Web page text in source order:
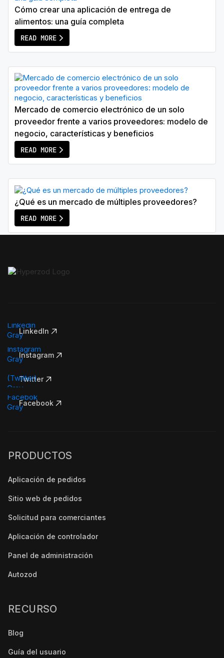
Cómo crear una aplicación de entrega de
alimentos: una guía completa
READ MORE
Mercado de comercio electrónico de un solo
proveedor frente a varios proveedores: modelo de
negocio, características y beneficios
READ MORE
¿Qué es un mercado de múltiples proveedores?
READ MORE
LinkedIn
Instagram
Twitter
Facebook
PRODUCTOS
Aplicación de pedidos
Sitio web de pedidos
Solicitud para comerciantes
Aplicación de controlador
Panel de administración
Autozod
RECURSO
Blog
Guía del usuario